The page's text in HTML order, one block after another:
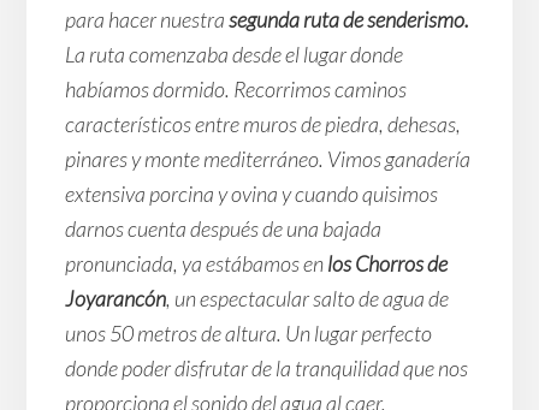
para hacer nuestrasegunda ruta de senderismo.
La ruta comenzaba desde el lugar donde
habíamos dormido. Recorrimos caminos
característicos entre muros de piedra, dehesas,
pinares y monte mediterráneo. Vimos ganadería
extensiva porcina y ovina y cuando quisimos
darnos cuenta después de una bajada
pronunciada, ya estábamos enlos Chorros de
Joyarancón, un espectacular salto de agua de
unos 50 metros de altura. Un lugar perfecto
donde poder disfrutar de la tranquilidad que nos
proporciona el sonido del agua al caer.